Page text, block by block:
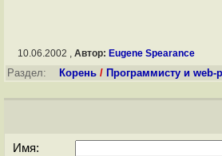
10.06.2002 , Автор: Eugene Spearance
Раздел: Корень / Программисту и web-
Имя: